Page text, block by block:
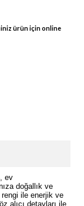
ürün için online
ev
doğallık ve
ile enerjik ve
alıcı detayları ile